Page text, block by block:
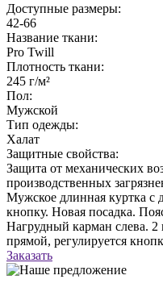
Доступные размеры:
42-66
Название ткани:
Pro Twill
Плотность ткани:
245 г/м²
Пол:
Мужской
Тип одежды:
Халат
Защитные свойства:
Защита от механических
производственных
Мужское длинная куртка с
кнопку. Новая посадка.
Нагрудный карман слева. 2
прямой, регулируется
Заказать